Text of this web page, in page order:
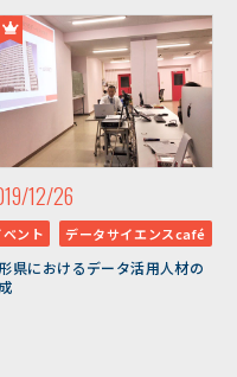
12/26
ベント データサイエンスcafé
県におけるデータ活用人材の